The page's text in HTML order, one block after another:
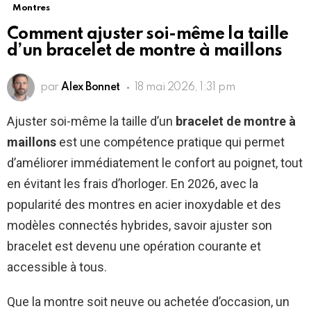
Montres
Comment ajuster soi-même la taille
d’un bracelet de montre à maillons
par Alex Bonnet 18 mai 2026, 1:31 pm
Ajuster soi-même la taille d’un bracelet de montre à
maillons est une compétence pratique qui permet
d’améliorer immédiatement le confort au poignet, tout
en évitant les frais d’horloger. En 2026, avec la
popularité des montres en acier inoxydable et des
modèles connectés hybrides, savoir ajuster son
bracelet est devenu une opération courante et
accessible à tous.
Que la montre soit neuve ou achetée d’occasion, un